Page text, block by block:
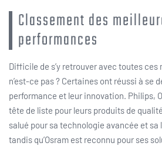
Classement des
performances
Difficile de s’y retrouver avec toutes ces
n’est-ce pas ? Certaines ont réussi à se
performance et leur innovation. Philips,
tête de liste pour leurs produits de
salué pour sa technologie avancée et sa
tandis qu’Osram est reconnu pour ses